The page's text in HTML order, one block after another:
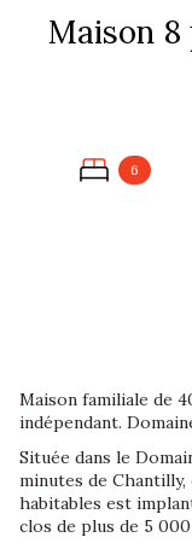
Maison 8 pièce(s) 6 chambre(s)
6
Maison familiale de
indépendant.
Située dans le
minutes de
habitables est
clos de plus de 5 000